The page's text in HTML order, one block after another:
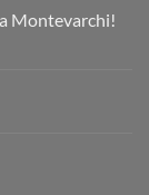
Montevarchi!